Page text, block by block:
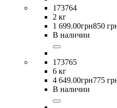
173764
2 кг
1 699.00грн850
В наличии
173765
6 кг
4 649.00грн775
В наличии